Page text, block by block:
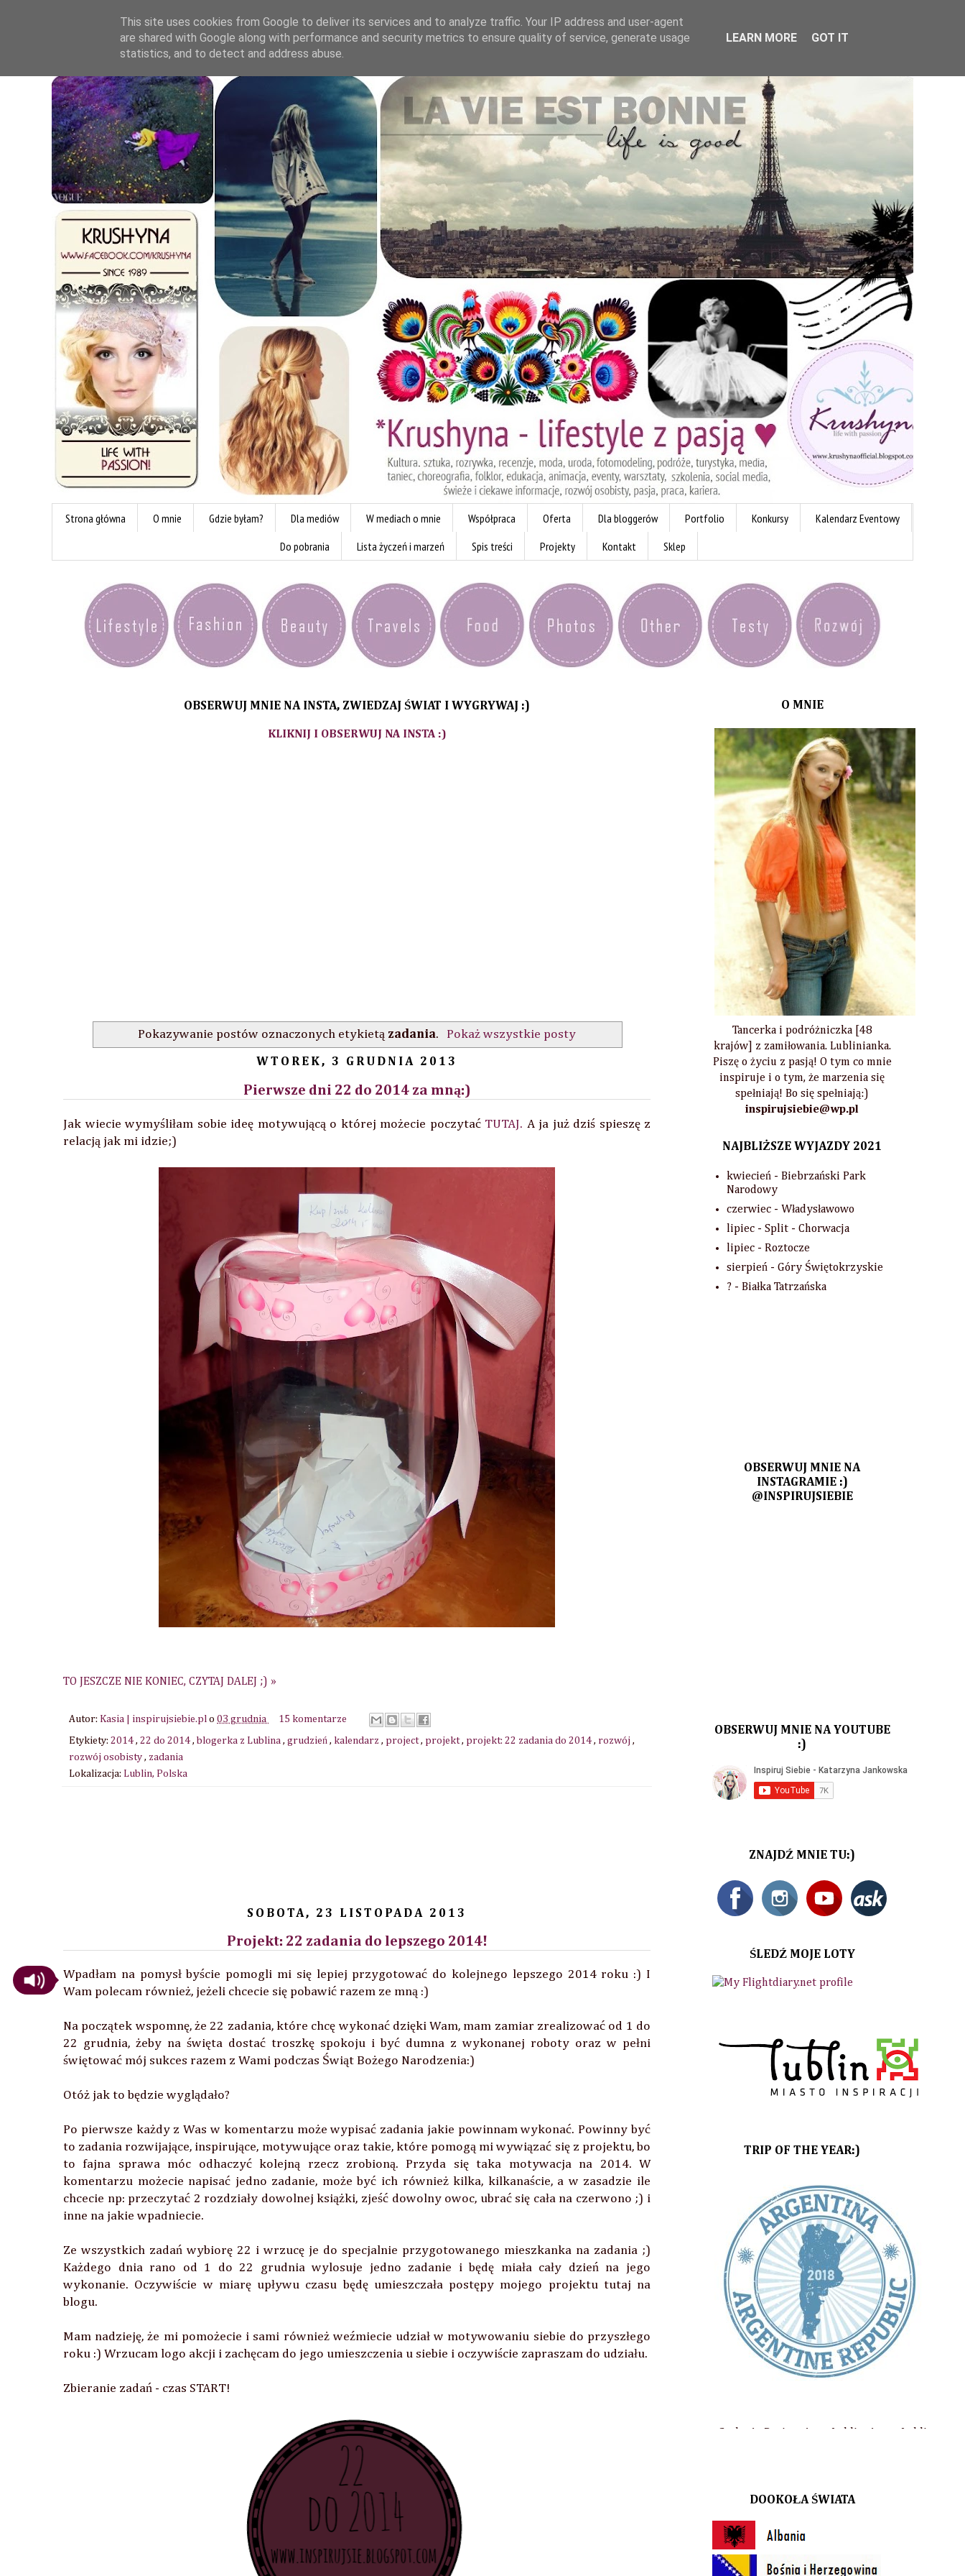
.
Strona główna O mnie Gdzie byłam? Dla mediów W mediach o mnie Współpraca Oferta Dla bloggerów Portfolio Konkursy
Kalendarz Eventowy
Do pobrania
Lista życzeń i marzeń Spis treści Projekty Kontakt Sklep
OBSERWUJ MNIE NA INSTA, ZWIEDZAJ ŚWIAT I WYGRYWAJ :)
KLIKNIJ I OBSERWUJ NA INSTA :)
Pokazywanie postów oznaczonych etykietą zadania. Pokaż wszystkie posty
WTOREK, 3 GRUDNIA 2013
Pierwsze dni 22 do 2014 za mną:)
Jak wiecie wymyśliłam sobie ideę motywującą o której możecie poczytać TUTAJ. A ja już dziś spieszę z
relacją jak mi idzie;)
TO JESZCZE NIE KONIEC, CZYTAJ DALEJ ;) »
Autor: Kasia | inspirujsiebie.pl o 03 grudnia 15 komentarze
Etykiety: 2014 , 22 do 2014 , blogerka z Lublina , grudzień , kalendarz , project, projekt, projekt: 22 zadania do 2014 , rozwój ,
rozwój osobisty , zadania
Lokalizacja: Lublin, Polska
SOBOTA, 23 LISTOPADA 2013
Projekt: 22 zadania do lepszego 2014!
Wpadłam na pomysł byście pomogli mi się lepiej przygotować do kolejnego lepszego 2014 roku :) I
Wam polecam również, jeżeli chcecie się pobawić razem ze mną :)
Na początek wspomnę, że 22 zadania, które chcę wykonać dzięki Wam, mam zamiar zrealizować od 1 do
22 grudnia, żeby na święta dostać troszkę spokoju i być dumna z wykonanej roboty oraz w pełni
świętować mój sukces razem z Wami podczas Świąt Bożego Narodzenia:)
Otóż jak to będzie wyglądało?
Po pierwsze każdy z Was w komentarzu może wypisać zadania jakie powinnam wykonać. Powinny być
to zadania rozwijające, inspirujące, motywujące oraz takie, które pomogą mi wywiązać się z projektu, bo
to fajna sprawa móc odhaczyć kolejną rzecz zrobioną. Przyda się taka motywacja na 2014. W
komentarzu możecie napisać jedno zadanie, może być ich również kilka, kilkanaście, a w zasadzie ile
chcecie np: przeczytać 2 rozdziały dowolnej książki, zjeść dowolny owoc, ubrać się cała na czerwono ;) i
inne na jakie wpadniecie.
Ze wszystkich zadań wybiorę 22 i wrzucę je do specjalnie przygotowanego mieszkanka na zadania ;)
Każdego dnia rano od 1 do 22 grudnia wylosuje jedno zadanie i będę miała cały dzień na jego
wykonanie. Oczywiście w miarę upływu czasu będę umieszczała postępy mojego projektu tutaj na
blogu.
Mam nadzieję, że mi pomożecie i sami również weźmiecie udział w motywowaniu siebie do przyszłego
roku :) Wrzucam logo akcji i zachęcam do jego umieszczenia u siebie i oczywiście zapraszam do udziału.
Zbieranie zadań - czas START!
O MNIE
Tancerka i podróżniczka [48
krajów] z zamiłowania. Lublinianka.
Piszę o życiu z pasją! O tym co mnie
inspiruje i o tym, że marzenia się
spełniają! Bo się spełniają:)
inspirujsiebie@wp.pl
NAJBLIŻSZE WYJAZDY 2021
kwiecień - Biebrzański Park
Narodowy
czerwiec - Władysławowo
lipiec - Split - Chorwacja
lipiec - Roztocze
sierpień - Góry Świętokrzyskie
? - Białka Tatrzańska
OBSERWUJ MNIE NA
INSTAGRAMIE :)
@INSPIRUJSIEBIE
OBSERWUJ MNIE NA YOUTUBE
:)
ZNAJDŹ MNIE TU:)
ŚLEDŹ MOJE LOTY
TRIP OF THE YEAR:)
Firmy i osoby z którymi współpracowałam: All Bag, AnaEme Style, At Design, Aqua Lublin, Arena Lublin, Biuro Podróży
DOOKOŁA ŚWIATA
This site uses cookies from Google to deliver its services and to analyze traffic. Your IP address and user-agent
are shared with Google along with performance and security metrics to ensure quality of service, generate usage
statistics, and to detect and address abuse.
LEARN MORE GOT IT